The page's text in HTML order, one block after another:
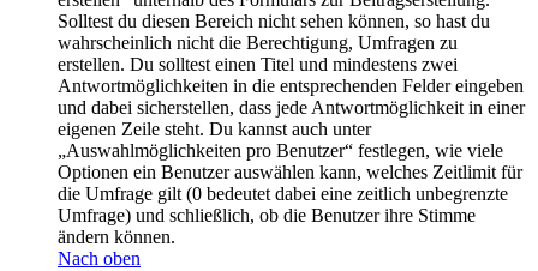
Solltest du diesen Bereich nicht sehen können, so hast du
wahrscheinlich nicht die Berechtigung, Umfragen zu
erstellen. Du solltest einen Titel und mindestens zwei
Antwortmöglichkeiten in die entsprechenden Felder eingeben
und dabei sicherstellen, dass jede Antwortmöglichkeit in einer
eigenen Zeile steht. Du kannst auch unter
„Auswahlmöglichkeiten pro Benutzer“ festlegen, wie viele
Optionen ein Benutzer auswählen kann, welches Zeitlimit für
die Umfrage gilt (0 bedeutet dabei eine zeitlich unbegrenzte
Umfrage) und schließlich, ob die Benutzer ihre Stimme
ändern können.
Nach oben